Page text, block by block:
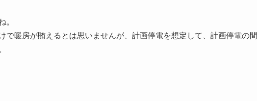
。
で暖房が賄えるとは思いませんが、計画停電を想定して、計画停電の間